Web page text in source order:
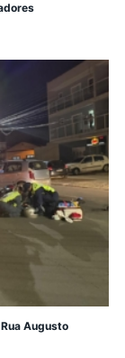
Augusto